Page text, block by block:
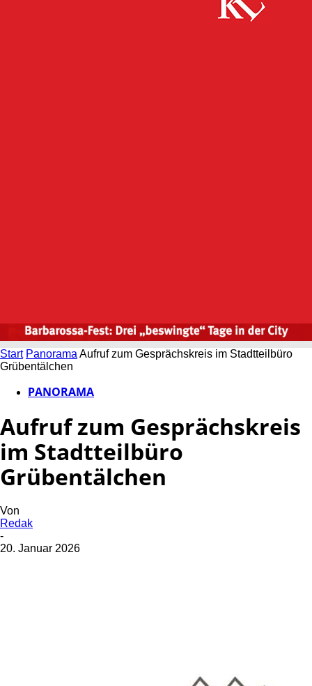
Start Panorama Aufruf zum Gesprächskreis im Stadtteilbüro
Grübentälchen
PANORAMA
Aufruf zum Gesprächskreis
im Stadtteilbüro
Grübentälchen
Von
Redak
-
20. Januar 2026